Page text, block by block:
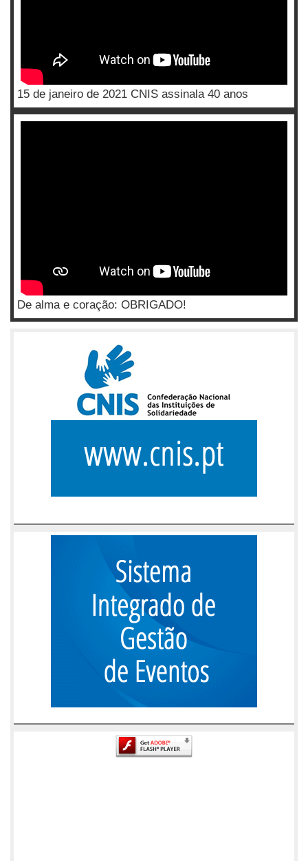
15 de janeiro de 2021 CNIS assinala 40 anos
De alma e coração: OBRIGADO!